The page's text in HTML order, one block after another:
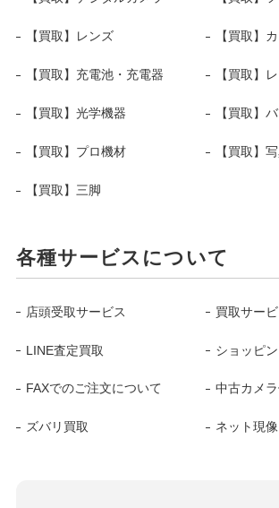
【買取】レンズ 【買取】
【買取】充電池・充電器 【買取】
【買取】光学機器 【買取】
【買取】プロ機材 【買取】
【買取】三脚
各種サービスについて
店頭受取サービス 買取サー
LINE査定買取 ショッピ
FAXでのご注文について 中古カメ
ズバリ買取 ネット現像